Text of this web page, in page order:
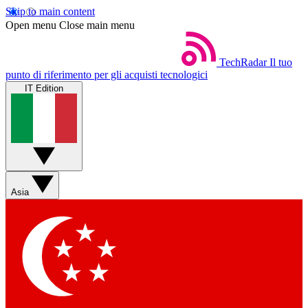
Skip to main content
Open menu Close main menu
TechRadar Il tuo
punto di riferimento per gli acquisti tecnologici
IT Edition
Asia